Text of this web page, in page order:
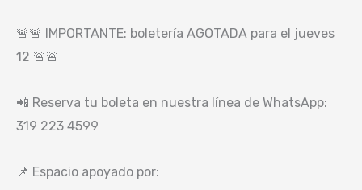
🚨🚨 IMPORTANTE: boletería AGOTADA para el jueves
12 🚨🚨
📲 Reserva tu boleta en nuestra línea de WhatsApp:
319 223 4599
📌 Espacio apoyado por: